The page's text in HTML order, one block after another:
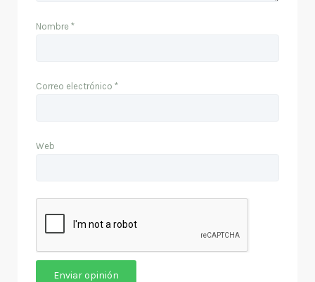
Nombre *
Correo electrónico *
Web